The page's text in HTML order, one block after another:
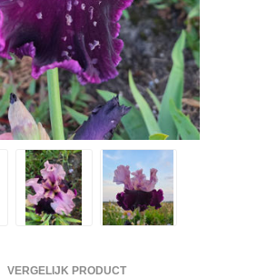
VERGELIJK PRODUCT